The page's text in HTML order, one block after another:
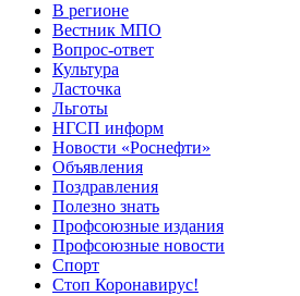
В регионе
Вестник МПО
Вопрос-ответ
Культура
Ласточка
Льготы
НГСП информ
Новости «Роснефти»
Объявления
Поздравления
Полезно знать
Профсоюзные издания
Профсоюзные новости
Спорт
Стоп Коронавирус!